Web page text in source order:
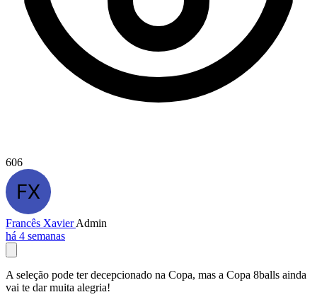
606
Francês XavierAdmin
há 4 semanas
A seleção pode ter decepcionado na Copa, mas a Copa 8balls ainda
vai te dar muita alegria!